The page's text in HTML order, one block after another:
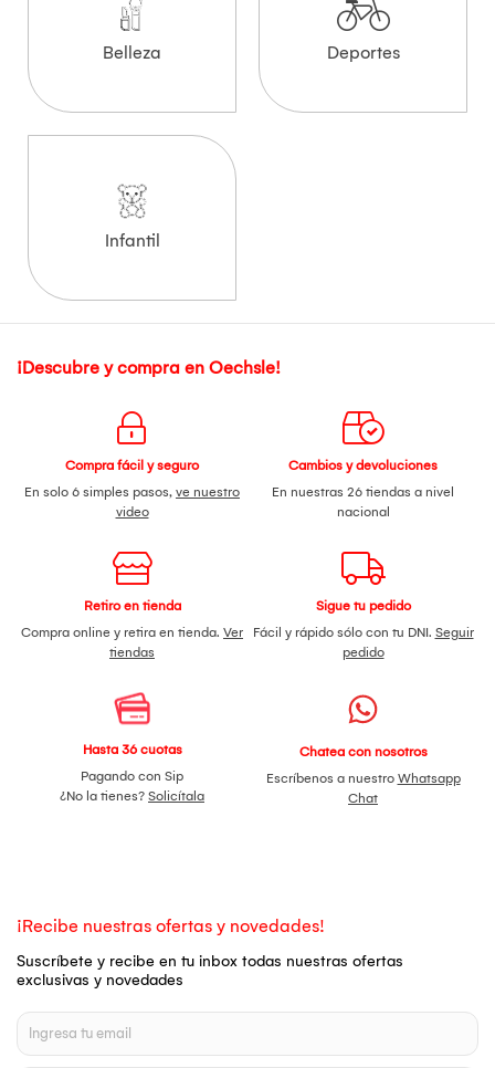
Belleza Deportes
Infantil
¡Descubre y compra en Oechsle!
Compra fácil y seguro
En solo 6 simples pasos, ve nuestro
video
Cambios y devoluciones
En nuestras 26 tiendas a nivel
nacional
Retiro en tienda
Compra online y retira en tienda. Ver
tiendas
Sigue tu pedido
Fácil y rápido sólo con tu DNI. Seguir
pedido
Hasta 36 cuotas
Pagando con Sip
¿No la tienes? Solicítala
Chatea con nosotros
Escríbenos a nuestro Whatsapp
Chat
¡Recibe nuestras ofertas y novedades!
Suscríbete y recibe en tu inbox todas nuestras ofertas
exclusivas y novedades